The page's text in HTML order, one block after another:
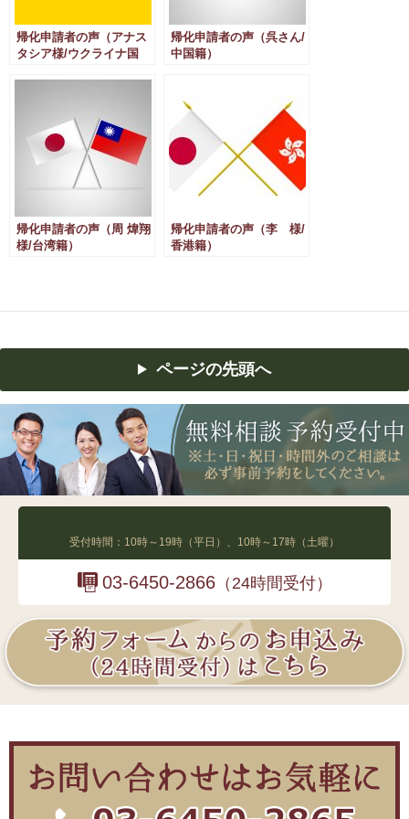
帰化申請者の声（アナス
タシア様/ウクライナ国
帰化申請者の声（呉さん/
中国籍）
帰化申請者の声（周 煒翔
様/台湾籍）
帰化申請者の声（李 様/
香港籍）
ページの先頭へ
受付時間：10時～19時（平日）、10時～17時（土曜）
03-6450-2866（24時間受付）